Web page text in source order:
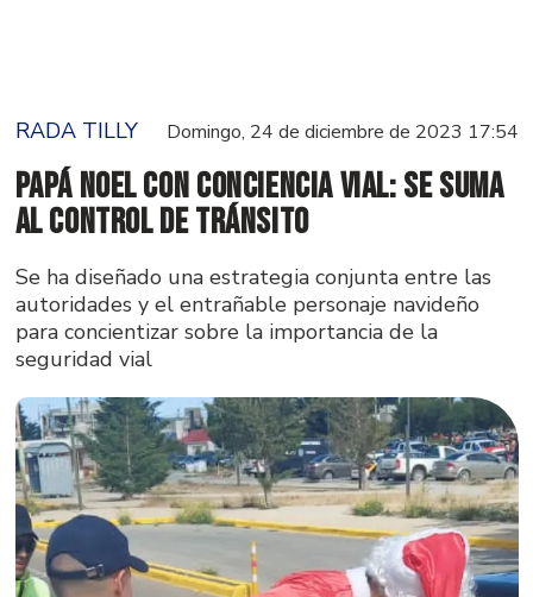
RADA TILLY Domingo, 24 de diciembre de 2023 17:54
Papá Noel con conciencia vial: se suma
al control de tránsito
Se ha diseñado una estrategia conjunta entre las
autoridades y el entrañable personaje navideño
para concientizar sobre la importancia de la
seguridad vial